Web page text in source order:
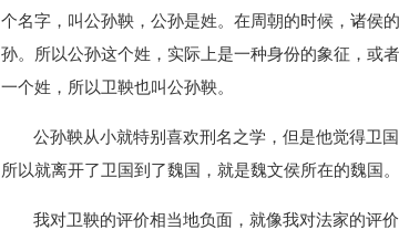
个名字，叫公孙鞅，公孙是姓。在周朝的时候，诸侯
孙。所以公孙这个姓，实际上是一种身份的象征，或
一个姓，所以卫鞅也叫公孙鞅。
公孙鞅从小就特别喜欢刑名之学，但是他觉得卫
所以就离开了卫国到了魏国，就是魏文侯所在的魏国。
我对卫鞅的评价相当地负面，就像我对法家的评